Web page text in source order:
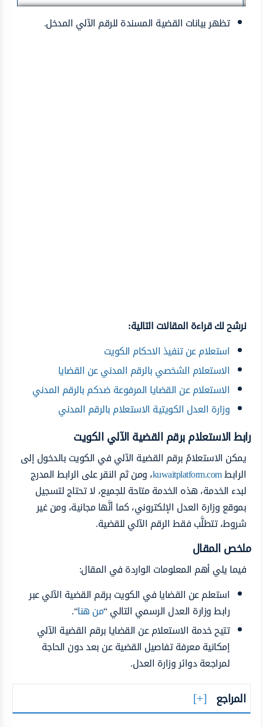
تظهر بيانات القضية المسندة للرقم الآلي المدخل.
نرشح لك قراءة المقالات التالية:
استعلام عن تنفيذ الاحكام الكويت
الاستعلام الشخصي بالرقم المدني عن القضايا
الاستعلام عن القضايا المرفوعة ضدكم بالرقم المدني
وزارة العدل الكويتية الاستعلام بالرقم المدني
رابط الاستعلام برقم القضية الآلي الكويت
يمكن الاستعلامُ برقم القضية الآلي في الكويت بالدخول إلى
الرابطkuwaitplatform.com، ومن ثم النقر على الرابط المدرج
لبدء الخدمة، هذه الخدمة متاحة للجميع، لا تحتاج لتسجيل
بموقع وزارة العدل الإلكتروني، كما أنَّها مجانية، ومن غير
شروط، تتطلَّب فقط الرقم الآلي للقضية.
ملخص المقال
فيما يلي أهم المعلومات الواردة في المقال:
استعلم عن القضايا في الكويت برقم القضية الآلي عبر
رابط وزارة العدل الرسمي التالي “من هنا“.
تتيح خدمة الاستعلام عن القضايا برقم القضية الآلي
إمكانية معرفة تفاصيل القضية عن بعد دون الحاجة
لمراجعة دوائر وزارة العدل.
المراجع